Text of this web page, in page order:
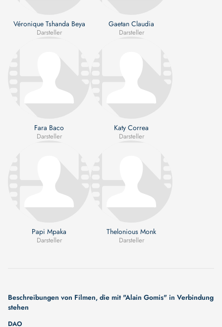
Véronique Tshanda Beya
Darsteller
Gaetan Claudia
Darsteller
Fara Baco
Darsteller
Katy Correa
Darsteller
Papi Mpaka
Darsteller
Thelonious Monk
Darsteller
Beschreibungen von Filmen, die mit "Alain Gomis" in Verbindung
stehen
DAO